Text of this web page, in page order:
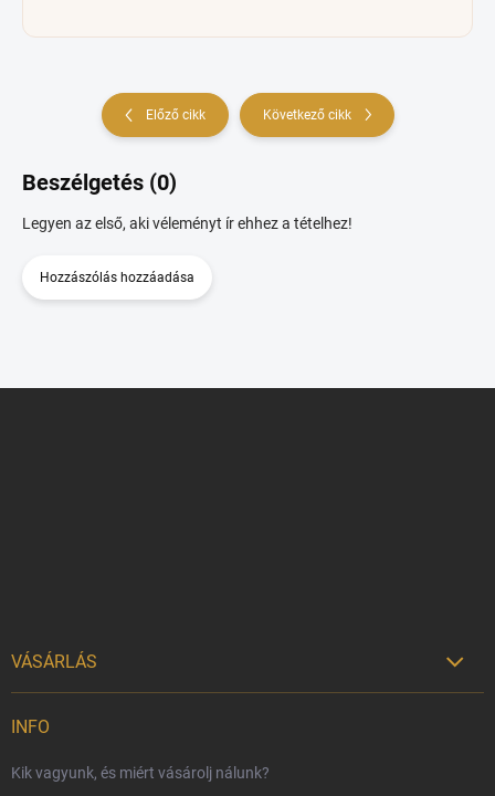
Előző cikk Következő cikk
Beszélgetés (0)
Legyen az első, aki véleményt ír ehhez a tételhez!
Hozzászólás hozzáadása
VÁSÁRLÁS 
Harry Potter bolt Magyarország
INFO
Kik vagyunk, és miért vásárolj nálunk?